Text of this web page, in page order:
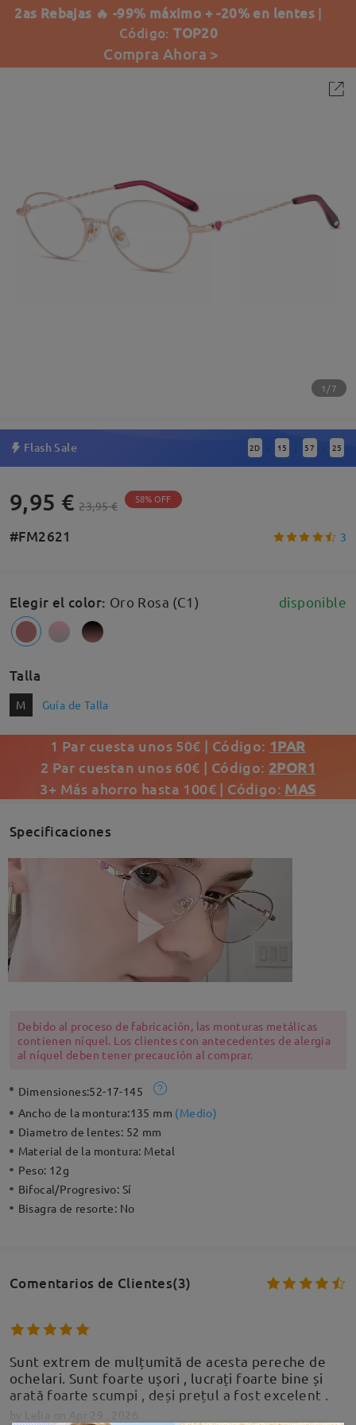
2as Rebajas 🔥 -99% máximo + -20% en lentes |
Código:TOP20
Compra Ahora >
1/7
Flash Sale 2D : 15 : 57 : 24
9,95 € 23,95 € 58% OFF
#FM2621 3
Elegir el color: Oro Rosa (C1) disponible
Talla
M Guía de Talla
1 Par cuesta unos 50€ | Código: 1PAR
2 Par cuestan unos 60€ | Código: 2POR1
3+ Más ahorro hasta 100€ | Código: MAS
Specificaciones
Debido al proceso de fabricación, las monturas metálicas
contienen níquel. Los clientes con antecedentes de alergia
al níquel deben tener precaución al comprar.
Dimensiones:52-17-145
Ancho de la montura:135 mm (Medio)
Diametro de lentes: 52 mm
Material de la montura: Metal
Peso: 12g
Bifocal/Progresivo: Sí
Bisagra de resorte: No
Comentarios de Clientes(3)
Sunt extrem de mulțumită de acesta pereche de
ochelari. Sunt foarte ușori , lucrați foarte bine și
arată foarte scumpi , deși prețul a fost excelent .